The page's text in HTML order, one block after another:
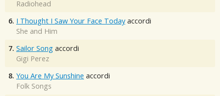
Radiohead
6. I Thought I Saw Your Face Today accordi
She and Him
7. Sailor Song accordi
Gigi Perez
8. You Are My Sunshine accordi
Folk Songs